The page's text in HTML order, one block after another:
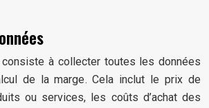
à collecter toutes les données
de la marge. Cela inclut le prix de
ou services, les coûts d’achat des